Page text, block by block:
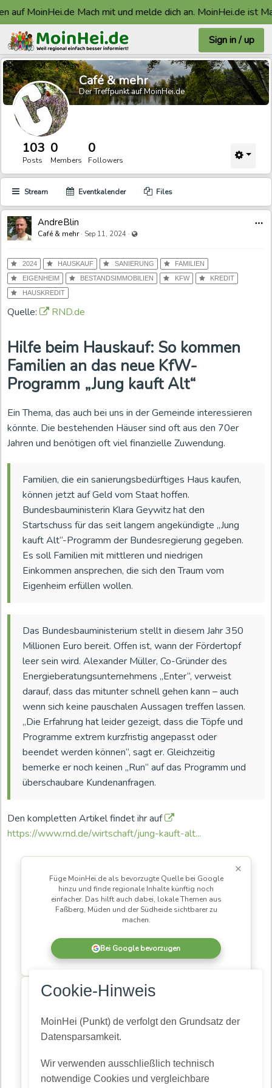
Cookie-Hinweis
MoinHei (Punkt) de verfolgt den Grundsatz der
Datensparsamkeit.
Wir verwenden ausschließlich technisch
notwendige Cookies und vergleichbare
MoinHei.de Mach mit und melde dich an. MoinHei.de ist
Sign in / up
Café & mehr
Der Treffpunkt auf MoinHei.de
103
Posts
0
Members
0
Followers
Stream Eventkalender Files
AndreBlin
Café & mehr· Sep 11, 2024 ·
2024 HAUSKAUF SANIERUNG
FAMILIEN
EIGENHEIM
BESTANDSIMMOBILIEN KFW
KREDIT
HAUSKREDIT
Quelle: RND.de
Hilfe beim Hauskauf: So kommen
Familien an das neue KfW-
Programm „Jung kauft Alt“
Ein Thema, das auch bei uns in der Gemeinde interessieren
könnte. Die bestehenden Häuser sind oft aus den 70er
Jahren und benötigen oft viel finanzielle Zuwendung.
Familien, die ein sanierungsbedürftiges Haus kaufen,
können jetzt auf Geld vom Staat hoffen.
Bundesbauministerin Klara Geywitz hat den
Startschuss für das seit langem angekündigte „Jung
kauft Alt“-Programm der Bundesregierung gegeben.
Es soll Familien mit mittleren und niedrigen
Einkommen ansprechen, die sich den Traum vom
Eigenheim erfüllen wollen.
Das Bundesbauministerium stellt in diesem Jahr 350
Millionen Euro bereit. Offen ist, wann der Fördertopf
leer sein wird. Alexander Müller, Co-Gründer des
Energieberatungsunternehmens „Enter“, verweist
darauf, dass das mitunter schnell gehen kann – auch
wenn sich keine pauschalen Aussagen treffen lassen.
„Die Erfahrung hat leider gezeigt, dass die Töpfe und
Programme extrem kurzfristig angepasst oder
beendet werden können“, sagt er. Gleichzeitig
bemerke er noch keinen „Run“ auf das Programm und
überschaubare Kundenanfragen.
Den kompletten Artikel findet ihr auf
https://www.rnd.de/wirtschaft/jung-kauft-alt...
×
Füge MoinHei.de als bevorzugte Quelle bei Google
hinzu und finde regionale Inhalte künftig noch
einfacher. Das hilft auch dabei, lokale Themen aus
Faßberg, Müden und der Südheide sichtbarer zu
machen.
Bei Google bevorzugen
MoinHei.de betreibe ich kostenlos, damit regionale
alle zugänglich bleiben. Damit daraus eine
lebendige Community wird, braucht es Menschen,
die mitlesen und mitmachen.
Kostenlos registrieren